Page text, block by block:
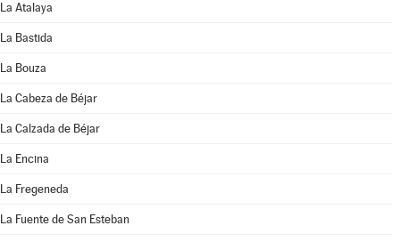
La Atalaya
La Bastida
La Bouza
La Cabeza de Béjar
La Calzada de Béjar
La Encina
La Fregeneda
La Fuente de San Esteban